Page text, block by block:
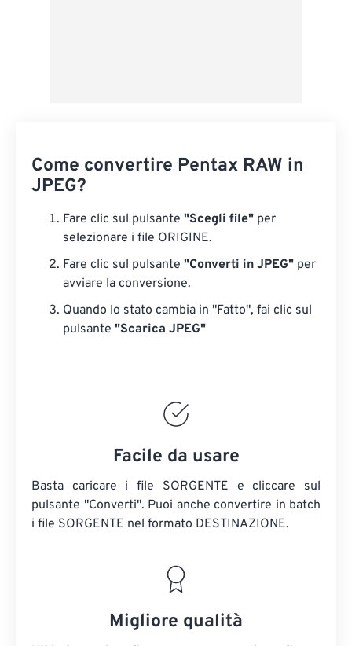
Come convertire Pentax RAW in
JPEG?
Fare clic sul pulsante "Scegli file" per
selezionare i file ORIGINE.
Fare clic sul pulsante "Converti in JPEG" per
avviare la conversione.
Quando lo stato cambia in "Fatto", fai clic sul
pulsante "Scarica JPEG"
Facile da usare
Basta caricare i file SORGENTE e cliccare sul
pulsante "Converti". Puoi anche convertire in batch
i file SORGENTE nel formato DESTINAZIONE.
Migliore qualità